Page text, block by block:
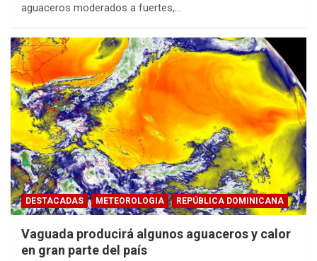
aguaceros moderados a fuertes,…
DESTACADAS METEOROLOGIA REPÚBLICA DOMINICANA
Vaguada producirá algunos aguaceros y calor
en gran parte del país